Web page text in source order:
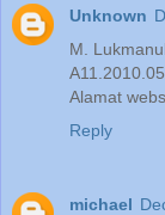
Unknown
M.
Alamat
Reply
michael